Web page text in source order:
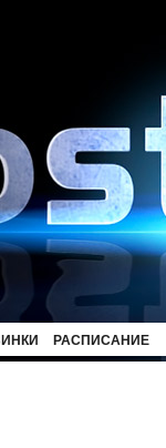
РАСПИСАНИЕ